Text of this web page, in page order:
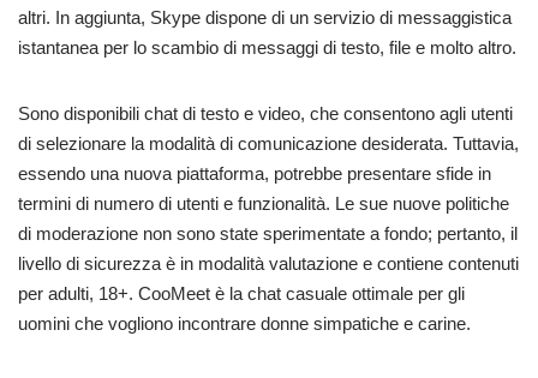
altri. In aggiunta, Skype dispone di un servizio di messaggistica
istantanea per lo scambio di messaggi di testo, file e molto altro.
Sono disponibili chat di testo e video, che consentono agli utenti
di selezionare la modalità di comunicazione desiderata. Tuttavia,
essendo una nuova piattaforma, potrebbe presentare sfide in
termini di numero di utenti e funzionalità. Le sue nuove politiche
di moderazione non sono state sperimentate a fondo; pertanto, il
livello di sicurezza è in modalità valutazione e contiene contenuti
per adulti, 18+. CooMeet è la chat casuale ottimale per gli
uomini che vogliono incontrare donne simpatiche e carine.